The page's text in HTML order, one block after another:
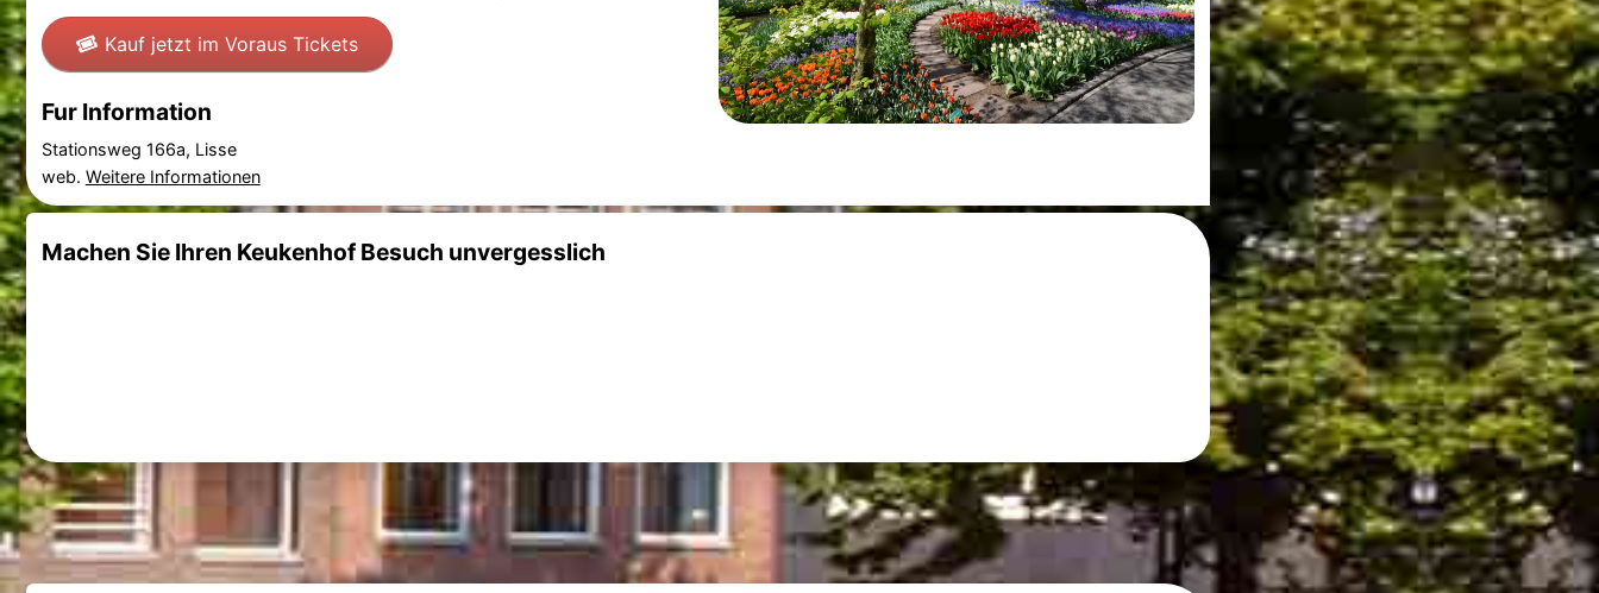
Kauf jetzt im Voraus Tickets
Fur Information
Stationsweg 166a, Lisse
web. Weitere Informationen
Machen Sie Ihren Keukenhof Besuch unvergesslich